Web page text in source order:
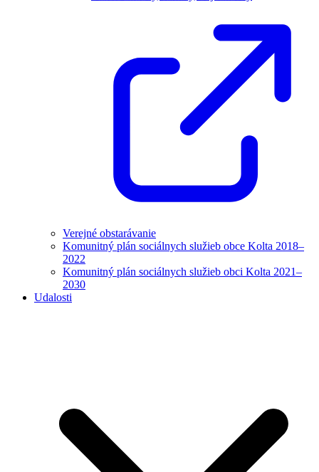
Verejné obstarávanie
Komunitný plán sociálnych služieb obce Kolta 2018–
2022
Komunitný plán sociálnych služieb obci Kolta 2021–
2030
Udalosti